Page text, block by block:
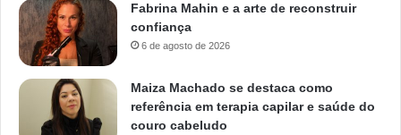
Fabrina Mahin e a arte de reconstruir
confiança
6 de agosto de 2026
Maiza Machado se destaca como
referência em terapia capilar e saúde do
couro cabeludo